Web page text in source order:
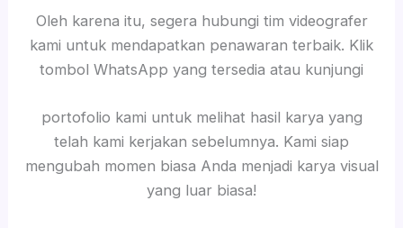
Oleh karena itu, segera hubungi tim videografer
kami untuk mendapatkan penawaran terbaik. Klik
tombol WhatsApp yang tersedia atau kunjungi
portofolio kami untuk melihat hasil karya yang
telah kami kerjakan sebelumnya. Kami siap
mengubah momen biasa Anda menjadi karya visual
yang luar biasa!